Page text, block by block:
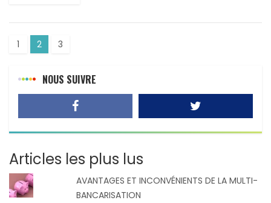
1 2 3
NOUS SUIVRE
Articles les plus lus
AVANTAGES ET INCONVÉNIENTS DE LA MULTI-
BANCARISATION